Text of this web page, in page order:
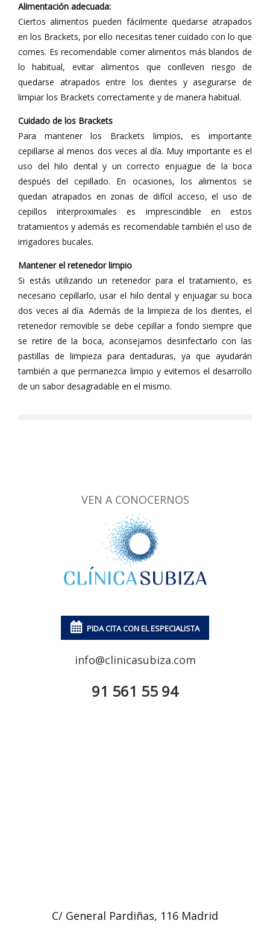
Alimentación adecuada:
Ciertos alimentos pueden fácilmente quedarse atrapados
en los Brackets, por ello necesitas tener cuidado con lo que
comes. Es recomendable comer alimentos más blandos de
lo habitual, evitar alimentos que conlleven riesgo de
quedarse atrapados entre los dientes y asegurarse de
limpiar los Brackets correctamente y de manera habitual.
Cuidado de los Brackets
Para mantener los Brackets limpios, es importante
cepillarse al menos dos veces al día. Muy importante es el
uso del hilo dental y un correcto enjuague de la boca
después del cepillado. En ocasiones, los alimentos se
quedan atrapados en zonas de difícil acceso, el uso de
cepillos interproximales es imprescindible en estos
tratamientos y además es recomendable también el uso de
irrigadores bucales.
Mantener el retenedor limpio
Si estás utilizando un retenedor para el tratamiento, es
necesario cepillarlo, usar el hilo dental y enjuagar su boca
dos veces al día. Además de la limpieza de los dientes, el
retenedor removible se debe cepillar a fondo siempre que
se retire de la boca, aconsejamos desinfectarlo con las
pastillas de limpieza para dentaduras, ya que ayudarán
también a que permanezca limpio y evitemos el desarrollo
de un sabor desagradable en el mismo.
VEN A CONOCERNOS
PIDA CITA CON EL ESPECIALISTA
info@clinicasubiza.com
91 561 55 94
C/ General Pardiñas, 116 Madrid